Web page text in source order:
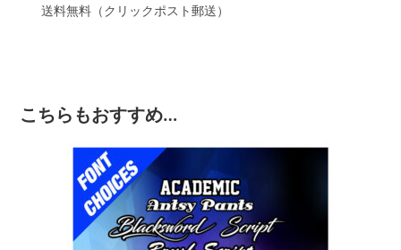
送料無料（クリックポスト郵送）
こちらもおすすめ…